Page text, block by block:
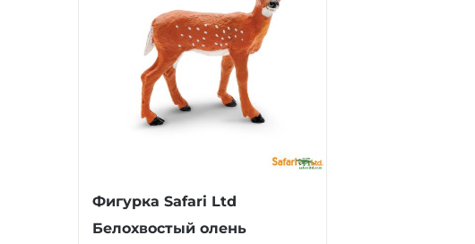
Фигурка Safari Ltd
Белохвостый олень